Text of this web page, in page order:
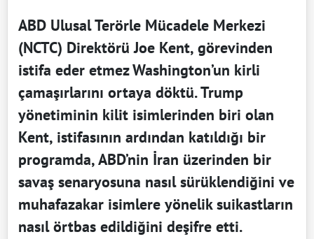
ABD Ulusal Terörle Mücadele Merkezi
(NCTC) Direktörü Joe Kent, görevinden
istifa eder etmez Washington’un kirli
çamaşırlarını ortaya döktü. Trump
yönetiminin kilit isimlerinden biri olan
Kent, istifasının ardından katıldığı bir
programda, ABD’nin İran üzerinden bir
savaş senaryosuna nasıl sürüklendiğini ve
muhafazakar isimlere yönelik suikastların
nasıl örtbas edildiğini deşifre etti.